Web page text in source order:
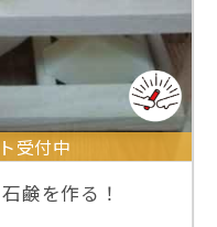
受付中
鹸を作る！